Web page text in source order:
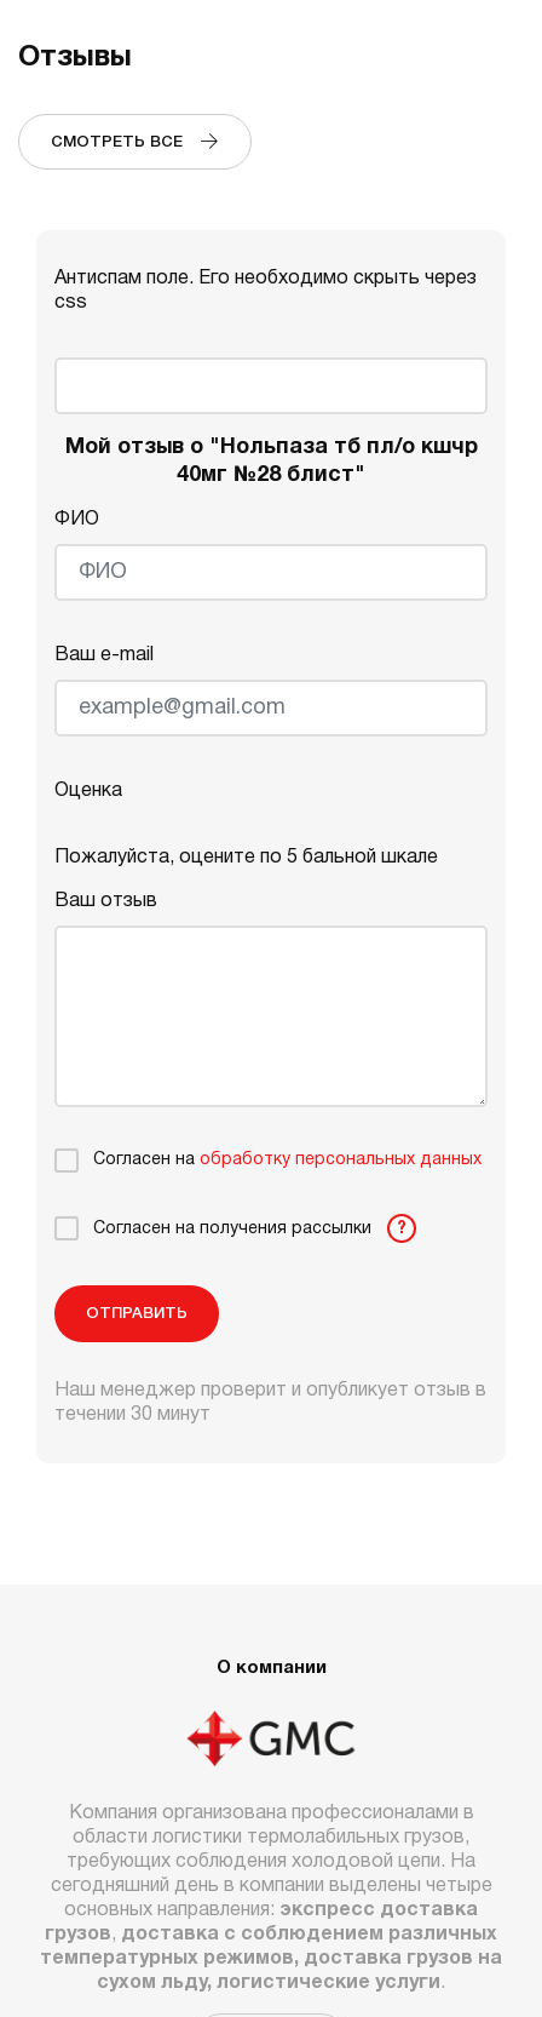
Отзывы
СМОТРЕТЬ ВСЕ
Антиспам поле. Его необходимо скрыть через
css
Мой отзыв о "Нольпаза тб пл/о кшчр
40мг №28 блист"
ФИО
Ваш e-mail
Оценка
Пожалуйста, оцените по 5 бальной шкале
Ваш отзыв
Согласен на обработку персональных данных
Согласен на получения рассылки ?
ОТПРАВИТЬ
Наш менеджер проверит и опубликует отзыв в
течении 30 минут
О компании
Компания организована профессионалами в
области логистики термолабильных грузов,
требующих соблюдения холодовой цепи. На
сегодняшний день в компании выделены четыре
основных направления: экспресс доставка
грузов, доставка с соблюдением различных
температурных режимов, доставка грузов на
сухом льду, логистические услуги .